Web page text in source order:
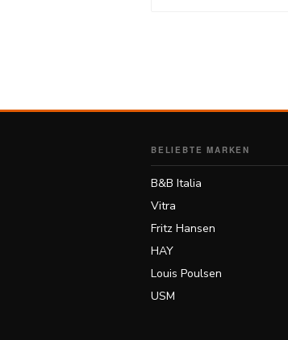
BELIEBTE MARKEN
B&B Italia
Vitra
Fritz Hansen
HAY
Louis Poulsen
USM